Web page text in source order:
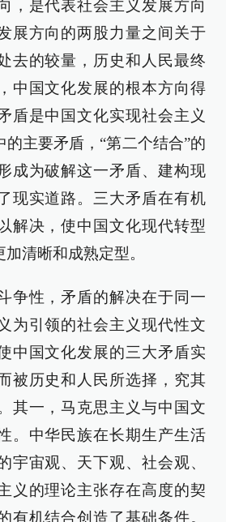
，是代表社会主义发展方向
展方向的两股力量之间关于
去的较量，历史和人民最终
中国文化发展的根本方向得
盾是中国文化实现社会主义
主要矛盾，“第二个结合”的
成为破解这一矛盾、建构现
现实道路。三大矛盾在有机
解决，使中国文化现代转型
清晰和成熟定型。
争性，矛盾的解决在于同一
为引领的社会主义现代性文
中国文化发展的三大矛盾实
被历史和人民所选择，究其
其一，马克思主义与中国文
。中华民族在长期生产生活
宇宙观、天下观、社会观、
义的理论主张存在高度的契
有机结合创造了基础条件。